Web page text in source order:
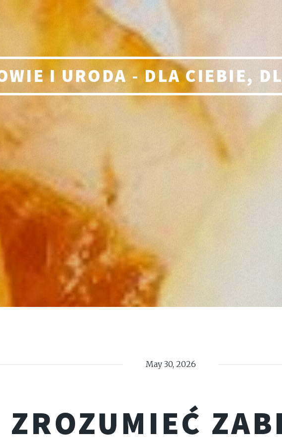
I URODA - DLA CIEBIE,
May 30, 2026
ZROZUMIEĆ